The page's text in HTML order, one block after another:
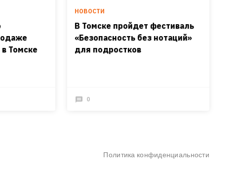
Томске
НОВОСТИ
В Томске пройдет фестиваль
«Безопасность без нотаций»
для подростков
0
Политика конфиденциальности